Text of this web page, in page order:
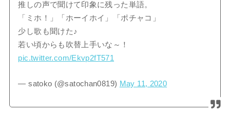
推しの声で聞けて印象に残った単語。
「ミホ！」「ホーイホイ」「ポチャコ」
少し歌も聞けた♪
若い頃からも吹替上手いな～！
pic.twitter.com/Ekvp2fT571
— satoko (@satochan0819) May 11, 2020